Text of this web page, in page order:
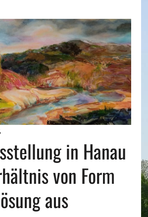
in Hanau
von Form
aus